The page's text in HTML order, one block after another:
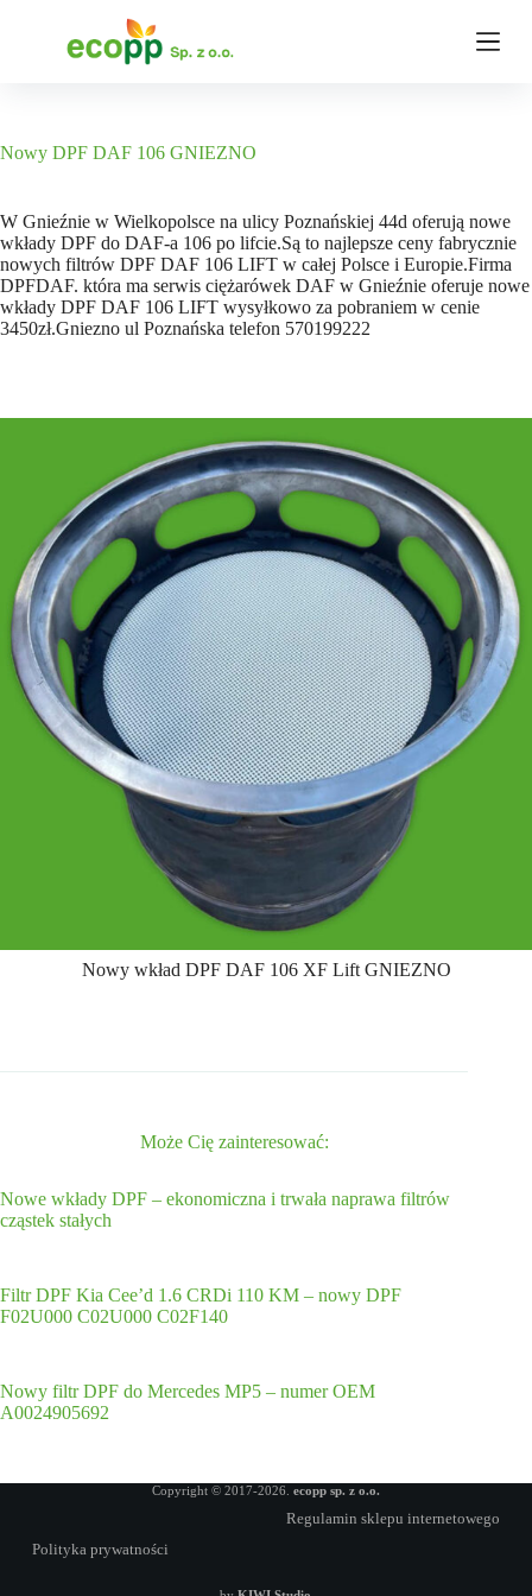
ź
t
r
e
ś
c
i
Nowy DPF DAF 106 GNIEZNO
W Gnieźnie w Wielkopolsce na ulicy Poznańskiej 44d oferują nowe
wkłady DPF do DAF-a 106 po lifcie.Są to najlepsze ceny fabrycznie
nowych filtrów DPF DAF 106 LIFT w całej Polsce i Europie.Firma
DPFDAF. która ma serwis ciężarówek DAF w Gnieźnie oferuje nowe
wkłady DPF DAF 106 LIFT wysyłkowo za pobraniem w cenie
3450zł.Gniezno ul Poznańska telefon 570199222
Nowy wkład DPF DAF 106 XF Lift GNIEZNO
Może Cię zainteresować:
Nowe wkłady DPF – ekonomiczna i trwała naprawa filtrów
cząstek stałych
Filtr DPF Kia Cee’d 1.6 CRDi 110 KM – nowy DPF
F02U000 C02U000 C02F140
Nowy filtr DPF do Mercedes MP5 – numer OEM
A0024905692
Copyright © 2017-2026. ecopp sp. z o.o.
Regulamin sklepu internetowego
Polityka prywatności